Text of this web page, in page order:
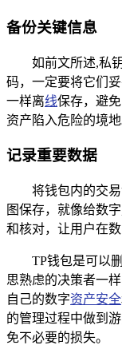
备份关键信息
如前文所述,私
码，一定要将它们
一样离线保存，避
资产陷入危险的境地
记录重要数据
将钱包内的交
图保存，就像给数
和核对，让用户在
TP钱包是可以
思熟虑的决策者一
自己的数字资产安全
的管理过程中做到
免不必要的损失。